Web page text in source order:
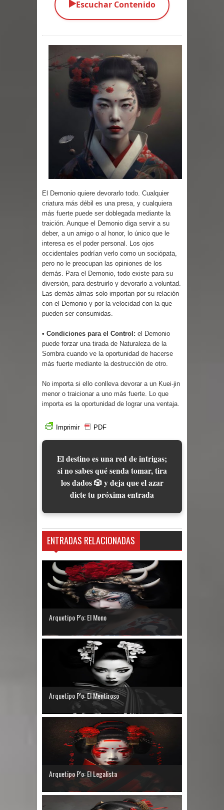
Parte 03: Una Piraña en el Bidé
los Vivos
Parte 01: Escondido a Plena Luz
Parte 02: El Enemigo de mi Enemigo
Parte 06: Coletazos
Parte 05: Los Horrores del Infierno
Parte 04: Oídos Sordos
Parte 02: Vuelve el Hijo Prodigo
Parte 03: Reflexiones
▶️Escuchar Contenido
El Demonio quiere devorarlo todo. Cualquier
criatura más débil es una presa, y cualquiera
más fuerte puede ser doblegada mediante la
traición. Aunque el Demonio diga servir a su
deber, a un amigo o al honor, lo único que le
interesa es el poder personal. Los ojos
occidentales podrían verlo como un sociópata,
pero no le preocupan las opiniones de los
demás. Para el Demonio, todo existe para su
diversión, para destruirlo y devorarlo a voluntad.
Las demás almas solo importan por su relación
con el Demonio y por la velocidad con la que
pueden ser consumidas.
• Condiciones para el Control: el Demonio
puede forzar una tirada de Naturaleza de la
Sombra cuando ve la oportunidad de hacerse
más fuerte mediante la destrucción de otro.
No importa si ello conlleva devorar a un Kuei-jin
menor o traicionar a uno más fuerte. Lo que
importa es la oportunidad de lograr una ventaja.
Imprimir PDF
El destino es una red de intrigas;
si no sabes qué senda tomar, tira
los dados 🎲 y deja que el azar
dicte tu próxima entrada
ENTRADAS RELACIONADAS
Arquetipo P'o: El Mono
Arquetipo P'o: El Mentiroso
Arquetipo P'o: El Legalista